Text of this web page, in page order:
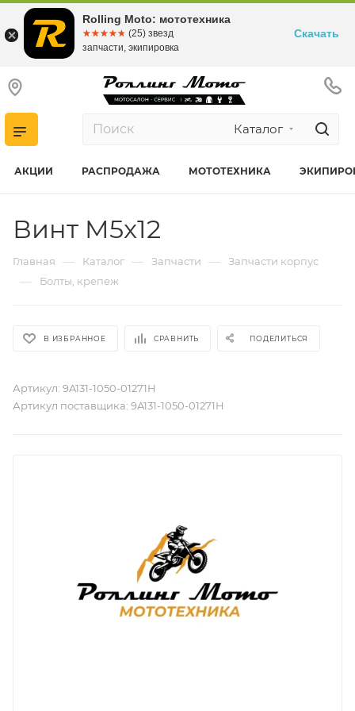
Каталог
АКЦИИ РАСПРОДАЖА МОТОТЕХНИКА
Винт M5x12
Главная — Каталог — Запчасти — Запчасти корпус
— Болты, крепеж
В ИЗБРАННОЕ СРАВНИТЬ ПОДЕЛИТЬСЯ
Артикул: 9A131-1050-01271H
Артикул поставщика: 9A131-1050-01271H
Rolling Moto: мототехника
☆☆☆☆☆
★★★★★ (25) звезд
запчасти, экипировка
Скачать